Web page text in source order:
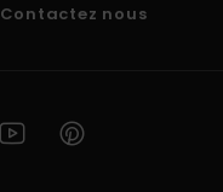
Contactez nous